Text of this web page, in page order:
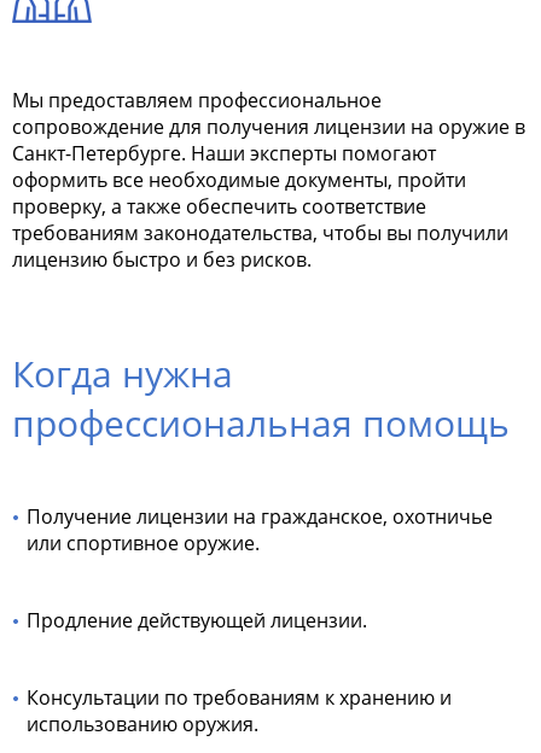
Мы предоставляем профессиональное
сопровождение для получения лицензии на оружие в
Санкт-Петербурге. Наши эксперты помогают
оформить все необходимые документы, пройти
проверку, а также обеспечить соответствие
требованиям законодательства, чтобы вы получили
лицензию быстро и без рисков.
Когда нужна
профессиональная помощь
Получение лицензии на гражданское, охотничье
или спортивное оружие.
Продление действующей лицензии.
Консультации по требованиям к хранению и
использованию оружия.